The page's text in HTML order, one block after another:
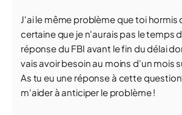
J'ai le même problème que toi hormis
certaine que je n'aurais pas le temps
réponse du FBI avant le fin du délai
vais avoir besoin au moins d'un mois
As tu eu une réponse à cette
m'aider à anticiper le problème !